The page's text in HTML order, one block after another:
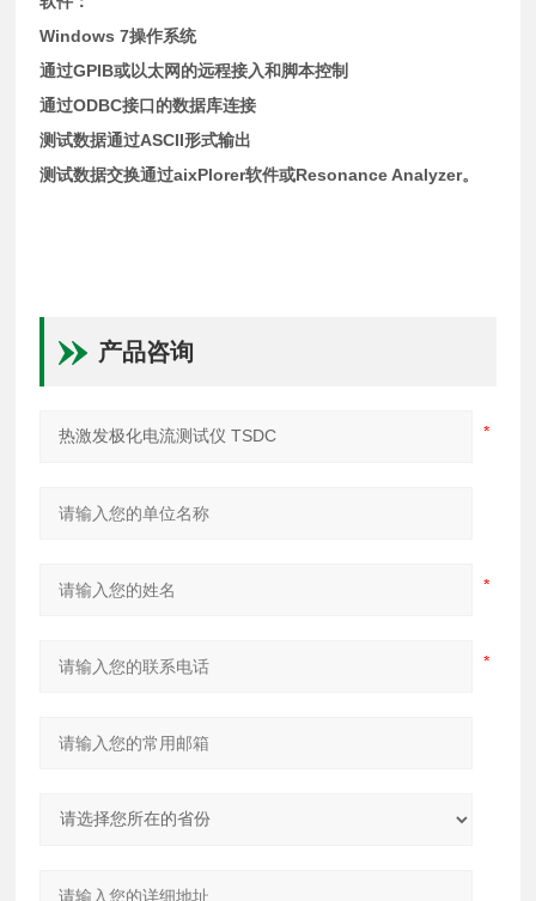
Windows 7操作系统
通过GPIB或以太网的远程接入和脚本控制
通过ODBC接口的数据库连接
测试数据通过ASCII形式输出
测试数据交换通过aixPlorer软件或Resonance Analyzer。
产品咨询